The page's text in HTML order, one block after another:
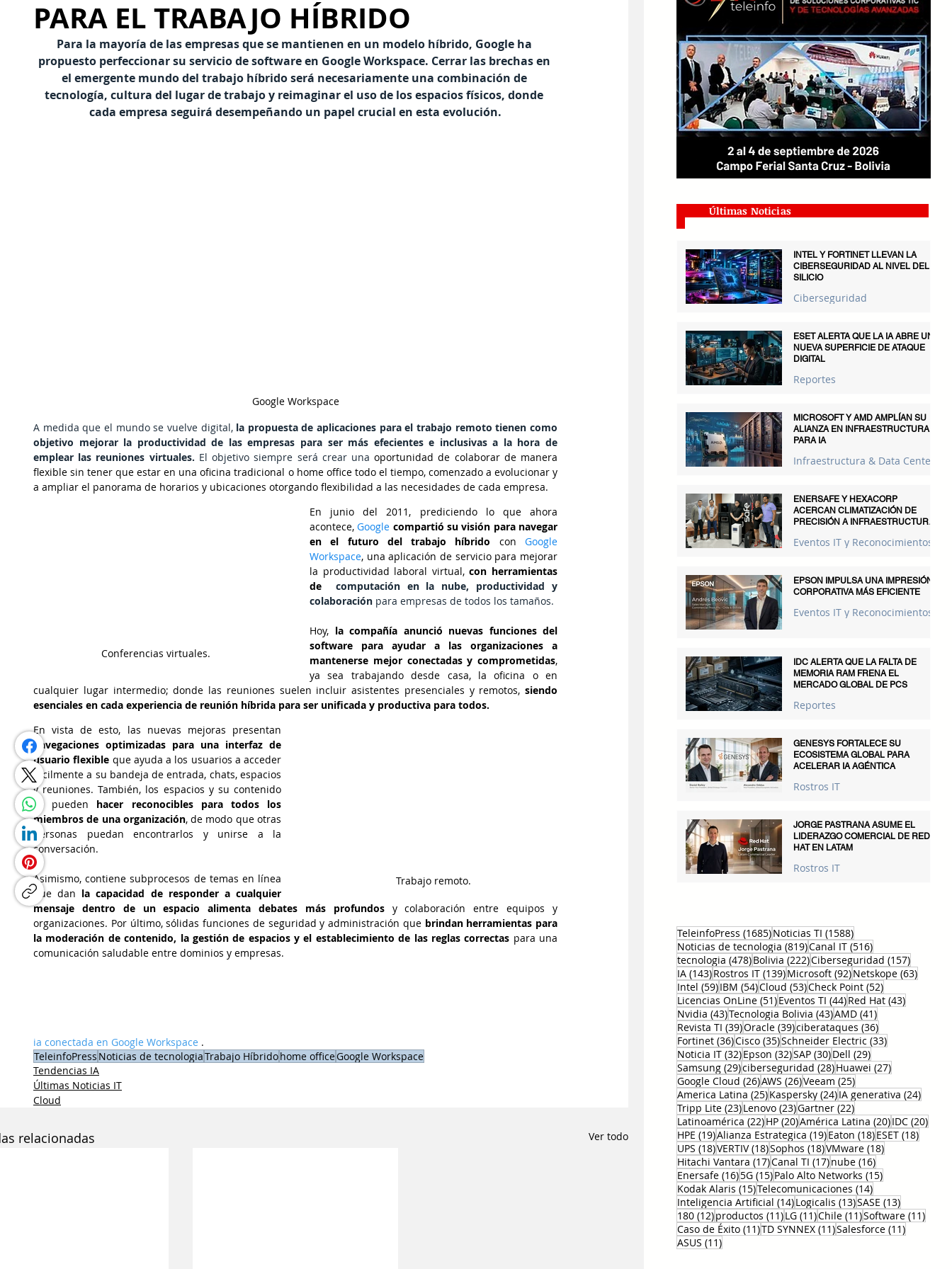
PARA EL TRABAJO HÍBRIDO
Para la mayoría de las empresas que se mantienen en un modelo híbrido, Google ha
propuesto perfeccionar su servicio de software en Google Workspace. Cerrar las brechas en
el emergente mundo del trabajo híbrido será necesariamente una combinación de
tecnología, cultura del lugar de trabajo y reimaginar el uso de los espacios físicos, donde
cada empresa seguirá desempeñando un papel crucial en esta evolución.
Google Workspace
A medida que el mundo se vuelve digital, la propuesta de aplicaciones para el trabajo remoto tienen como
objetivo mejorar la productividad de las empresas para ser más efecientes e inclusivas a la hora de
emplear las reuniones virtuales. El objetivo siempre será crear una oportunidad de colaborar de manera
flexible sin tener que estar en una oficina tradicional o home office todo el tiempo, comenzado a evolucionar y
a ampliar el panorama de horarios y ubicaciones otorgando flexibilidad a las necesidades de cada empresa.
Conferencias virtuales.
En junio del 2011, prediciendo lo que ahora
acontece, Google compartió su visión para navegar
en el futuro del trabajo híbrido con Google
Workspace, una aplicación de servicio para mejorar
la productividad laboral virtual, con herramientas
de computación en la nube, productividad
colaboración para empresas de todos los tamaños.
Hoy, la compañía anunció nuevas funciones del
software para ayudar a las organizaciones a
mantenerse mejor conectadas y comprometidas,
ya sea trabajando desde casa, la oficina o en
cualquier lugar intermedio; donde las reuniones suelen incluir asistentes presenciales y remotos, siendo
esenciales en cada experiencia de reunión híbrida para ser unificada y productiva para todos.
Trabajo remoto.
navegaciones optimizadas para una interfaz de
usuario flexible que ayuda a los usuarios a acceder
fácilmente a su bandeja de entrada, chats, espacios
y reuniones. También, los espacios y su contenido
se pueden hacer reconocibles para todos los
miembros de una organización, de modo que otras
personas puedan encontrarlos y unirse a la
conversación.
Asimismo, contiene subprocesos de temas en línea
que dan la capacidad de responder a cualquier
mensaje dentro de un espacio alimenta debates más profundos y colaboración entre equipos y
organizaciones. Por último, sólidas funciones de seguridad y administración que brindan herramientas para
la moderación de contenido, la gestión de espacios y el establecimiento de las reglas correctas para una
comunicación saludable entre dominios y empresas.
ia conectada en Google Workspace .
TeleinfoPress Noticias de tecnologiaTrabajo Híbridohome officeGoogle Workspace
Tendencias IA
Últimas Noticias IT
Cloud
relacionadas Ver todo
Últimas Noticias
INTEL Y FORTINET LLEVAN LA
CIBERSEGURIDAD AL NIVEL DEL
SILICIO
Ciberseguridad
ESET ALERTA QUE LA IA ABRE UNA
NUEVA SUPERFICIE DE ATAQUE
DIGITAL
Reportes
MICROSOFT Y AMD AMPLÍAN SU
ALIANZA EN INFRAESTRUCTURA
PARA IA
Infraestructura & Data Centers
ENERSAFE Y HEXACORP
ACERCAN CLIMATIZACIÓN DE
PRECISIÓN A INFRAESTRUCTURAS
Eventos IT y Reconocimientos
EPSON IMPULSA UNA IMPRESIÓN
CORPORATIVA MÁS EFICIENTE
Eventos IT y Reconocimientos
IDC ALERTA QUE LA FALTA DE
MEMORIA RAM FRENA EL
MERCADO GLOBAL DE PCS
Reportes
GENESYS FORTALECE SU
ECOSISTEMA GLOBAL PARA
ACELERAR IA AGÉNTICA
Rostros IT
JORGE PASTRANA ASUME EL
LIDERAZGO COMERCIAL DE RED
HAT EN LATAM
Rostros IT
TeleinfoPress (1685)1685 entradas
Noticias TI (1588)1588 entradas
Noticias de tecnologia (819)819 entradas
Canal IT (516)516 entradas
tecnologia (478)478 entradas
Bolivia (222)222 entradas
Ciberseguridad (157)157
IA (143)143 entradas
Rostros IT (139)139 entradas
Microsoft (92)92 entradas
Netskope (63)63
Intel (59)59 entradas
IBM (54)54 entradas
Cloud (53)53 entradas
Check Point (52)52 entradas
Licencias OnLine (51)51 entradas
Eventos TI (44)44 entradas
Red Hat (43)43
Nvidia (43)43 entradas
Tecnologia Bolivia (43)43 entradas
AMD (41)41 entradas
Revista TI (39)39 entradas
Oracle (39)39 entradas
ciberataques (36)36 entradas
Fortinet (36)36 entradas
Cisco (35)35 entradas
Schneider Electric (33)33 entradas
Noticia IT (32)32 entradas
Epson (32)32 entradas
SAP (30)30 entradas
Dell (29)29 entradas
Samsung (29)29 entradas
ciberseguridad (28)28 entradas
Huawei (27)27 entradas
Google Cloud (26)26 entradas
AWS (26)26 entradas
Veeam (25)25 entradas
America Latina (25)25 entradas
Kaspersky (24)24 entradas
IA generativa (24)24
Tripp Lite (23)23 entradas
Lenovo (23)23 entradas
Gartner (22)22 entradas
Latinoamérica (22)22 entradas
HP (20)20 entradas
América Latina (20)20 entradas
IDC (20)20
HPE (19)19 entradas
Alianza Estrategica (19)19 entradas
Eaton (18)18 entradas
ESET (18)18
UPS (18)18 entradas
VERTIV (18)18 entradas
Sophos (18)18 entradas
VMware (18)18 entradas
Hitachi Vantara (17)17 entradas
Canal TI (17)17 entradas
nube (16)16 entradas
Enersafe (16)16 entradas
5G (15)15 entradas
Palo Alto Networks (15)15 entradas
Kodak Alaris (15)15 entradas
Telecomunicaciones (14)14 entradas
Inteligencia Artificial (14)14 entradas
Logicalis (13)13 entradas
SASE (13)13
180 (12)12 entradas
productos (11)11 entradas
LG (11)11 entradas
Chile (11)11 entradas
Software (11)11
Caso de Éxito (11)11 entradas
TD SYNNEX (11)11 entradas
Salesforce (11)11
ASUS (11)11 entradas